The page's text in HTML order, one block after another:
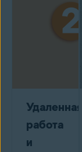
Удаленная
работа
и